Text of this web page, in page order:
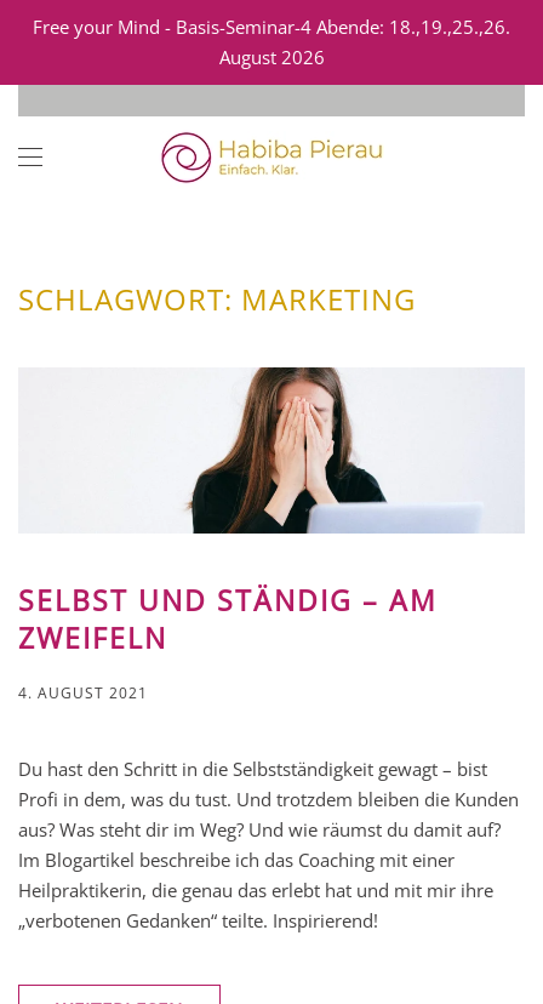
Free your Mind - Basis-Seminar-4 Abende: 18.,19.,25.,26.
August 2026
Zum Hauptinhalt springen
SCHLAGWORT: MARKETING
SELBST UND STÄNDIG – AM
ZWEIFELN
4. AUGUST 2021
Du hast den Schritt in die Selbstständigkeit gewagt – bist
Profi in dem, was du tust. Und trotzdem bleiben die Kunden
aus? Was steht dir im Weg? Und wie räumst du damit auf?
Im Blogartikel beschreibe ich das Coaching mit einer
Heilpraktikerin, die genau das erlebt hat und mit mir ihre
„verbotenen Gedanken“ teilte. Inspirierend!